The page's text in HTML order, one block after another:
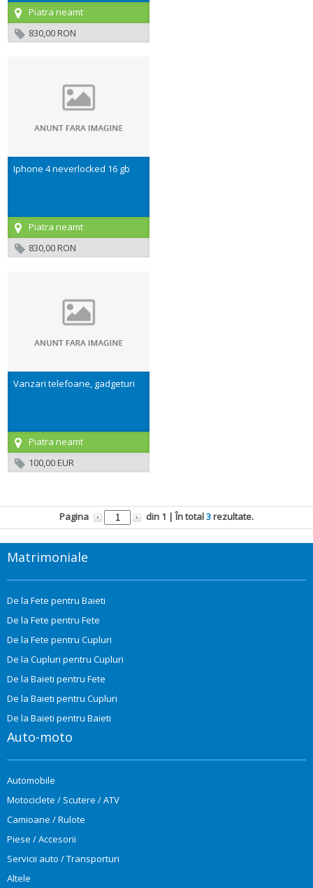
Piatra neamt
830,00 RON
Iphone 4 neverlocked 16 gb
Piatra neamt
830,00 RON
Vanzari telefoane, gadgeturi
Piatra neamt
100,00 EUR
Pagina din 1 | În total3rezultate.
Matrimoniale
De la Fete pentru Baieti
De la Fete pentru Fete
De la Fete pentru Cupluri
De la Cupluri pentru Cupluri
De la Baieti pentru Fete
De la Baieti pentru Cupluri
De la Baieti pentru Baieti
Auto-moto
Automobile
Motociclete / Scutere / ATV
Camioane / Rulote
Piese / Accesorii
Servicii auto / Transporturi
Altele